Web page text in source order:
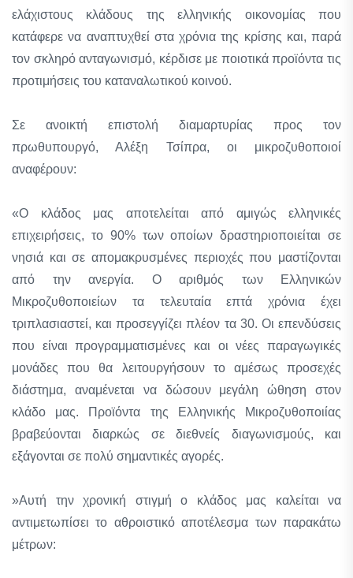
ελάχιστους κλάδους της ελληνικής οικονομίας που
κατάφερε να αναπτυχθεί στα χρόνια της κρίσης και, παρά
τον σκληρό ανταγωνισμό, κέρδισε με ποιοτικά προϊόντα τις
προτιμήσεις του καταναλωτικού κοινού.
Σε ανοικτή επιστολή διαμαρτυρίας προς τον
πρωθυπουργό, Αλέξη Τσίπρα, οι μικροζυθοποιοί
αναφέρουν:
«Ο κλάδος μας αποτελείται από αμιγώς ελληνικές
επιχειρήσεις, το 90% των οποίων δραστηριοποιείται σε
νησιά και σε απομακρυσμένες περιοχές που μαστίζονται
από την ανεργία. Ο αριθμός των Ελληνικών
Μικροζυθοποιείων τα τελευταία επτά χρόνια έχει
τριπλασιαστεί, και προσεγγίζει πλέον τα 30. Οι επενδύσεις
που είναι προγραμματισμένες και οι νέες παραγωγικές
μονάδες που θα λειτουργήσουν το αμέσως προσεχές
διάστημα, αναμένεται να δώσουν μεγάλη ώθηση στον
κλάδο μας. Προϊόντα της Ελληνικής Μικροζυθοποιίας
βραβεύονται διαρκώς σε διεθνείς διαγωνισμούς, και
εξάγονται σε πολύ σημαντικές αγορές.
»Αυτή την χρονική στιγμή ο κλάδος μας καλείται να
αντιμετωπίσει το αθροιστικό αποτέλεσμα των παρακάτω
μέτρων: